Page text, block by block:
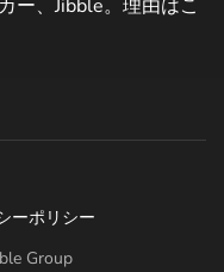
ー、Jibble。理由はこ
Group
ーポリシー